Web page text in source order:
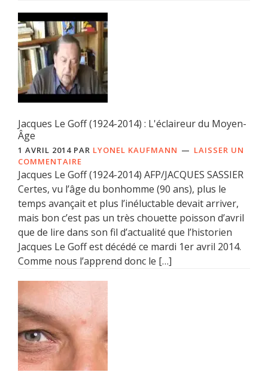
Jacques Le Goff (1924-2014) : L'éclaireur du Moyen-
Âge
1 AVRIL 2014 PAR LYONEL KAUFMANN
LAISSER UN
COMMENTAIRE
Jacques Le Goff (1924-2014) AFP/JACQUES SASSIER
Certes, vu l’âge du bonhomme (90 ans), plus le
temps avançait et plus l’inéluctable devait arriver,
mais bon c’est pas un très chouette poisson d’avril
que de lire dans son fil d’actualité que l’historien
Jacques Le Goff est décédé ce mardi 1er avril 2014.
Comme nous l’apprend donc le […]